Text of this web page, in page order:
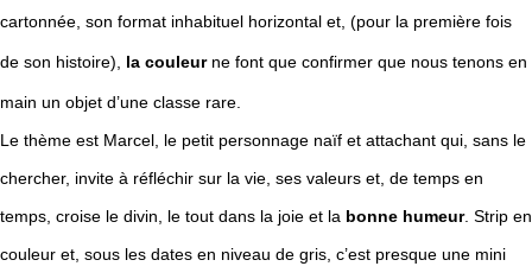
cartonnée, son format inhabituel horizontal et, (pour la première fois
de son histoire), la couleurne font que confirmer que nous tenons en
main un objet d’une classe rare.
Le thème est Marcel, le petit personnage naïf et attachant qui, sans le
chercher, invite à réfléchir sur la vie, ses valeurs et, de temps en
temps, croise le divin, le tout dans la joie et la bonne humeur. Strip en
couleur et, sous les dates en niveau de gris, c’est presque une mini